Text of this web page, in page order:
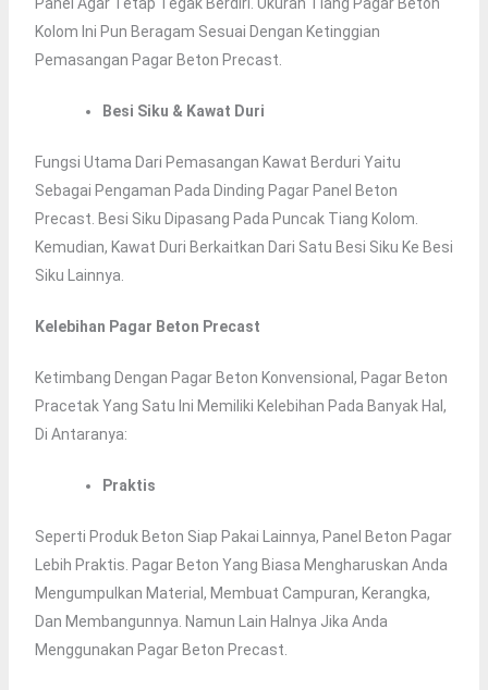
Kolom Ini Pun Beragam Sesuai Dengan Ketinggian
Pemasangan Pagar Beton Precast.
Besi Siku & Kawat Duri
Fungsi Utama Dari Pemasangan Kawat Berduri Yaitu
Sebagai Pengaman Pada Dinding Pagar Panel Beton
Precast. Besi Siku Dipasang Pada Puncak Tiang Kolom.
Kemudian, Kawat Duri Berkaitkan Dari Satu Besi Siku Ke Besi
Siku Lainnya.
Kelebihan Pagar Beton Precast
Ketimbang Dengan Pagar Beton Konvensional, Pagar Beton
Pracetak Yang Satu Ini Memiliki Kelebihan Pada Banyak Hal,
Di Antaranya:
Praktis
Seperti Produk Beton Siap Pakai Lainnya, Panel Beton Pagar
Lebih Praktis. Pagar Beton Yang Biasa Mengharuskan Anda
Mengumpulkan Material, Membuat Campuran, Kerangka,
Dan Membangunnya. Namun Lain Halnya Jika Anda
Menggunakan Pagar Beton Precast.